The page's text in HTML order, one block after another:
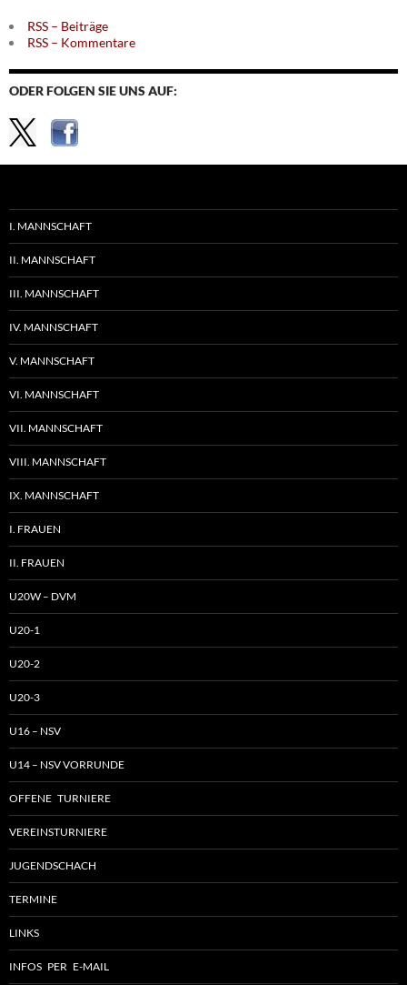
RSS – Beiträge
RSS – Kommentare
ODER FOLGEN SIE UNS AUF:
I. MANNSCHAFT
II. MANNSCHAFT
III. MANNSCHAFT
IV. MANNSCHAFT
V. MANNSCHAFT
VI. MANNSCHAFT
VII. MANNSCHAFT
VIII. MANNSCHAFT
IX. MANNSCHAFT
I. FRAUEN
II. FRAUEN
U20W – DVM
U20-1
U20-2
U20-3
U16 – NSV
U14 – NSV VORRUNDE
OFFENE TURNIERE
VEREINSTURNIERE
JUGENDSCHACH
TERMINE
LINKS
INFOS PER E-MAIL